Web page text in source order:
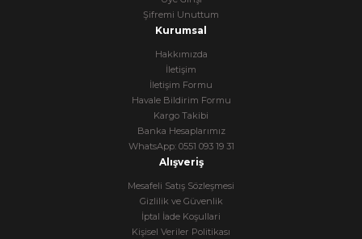
Şifremi Unuttum
Kurumsal
Hakkımızda
İletişim
İletişim Formu
Havale Bildirim Formu
Kargo Takibi
Banka Hesaplarımız
WhatsApp: 0551 093 19 31
Alışveriş
Mesafeli Satış Sözleşmesi
Gizlilik ve Güvenlik
İptal İade Koşullari
Kişisel Veriler Politikası